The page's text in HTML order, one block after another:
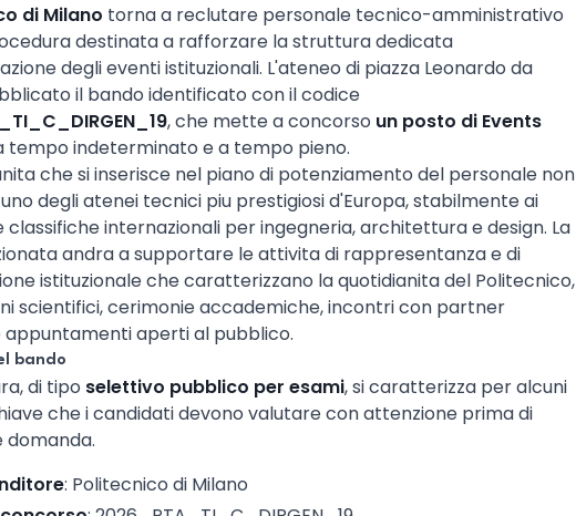
di Milano torna a reclutare personale tecnico-amministrativo
destinata a rafforzare la struttura dedicata
degli eventi istituzionali. L'ateneo di piazza Leonardo da
il bando identificato con il codice
, che mette a concorso un posto di Events
tempo indeterminato e a tempo pieno.
che si inserisce nel piano di potenziamento del personale non
degli atenei tecnici piu prestigiosi d'Europa, stabilmente ai
classifiche internazionali per ingegneria, architettura e design. La
andra a supportare le attivita di rappresentanza e di
istituzionale che caratterizzano la quotidianita del Politecnico,
scientifici, cerimonie accademiche, incontri con partner
appuntamenti aperti al pubblico.
bando
di tipo selettivo pubblico per esami, si caratterizza per alcuni
che i candidati devono valutare con attenzione prima di
: Politecnico di Milano